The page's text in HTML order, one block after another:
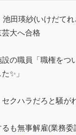
池田瑛紗(いけだて
大へ合格
の職員「職権をつ
✨」
クハラだろと騒が
るも無事解雇(業務委